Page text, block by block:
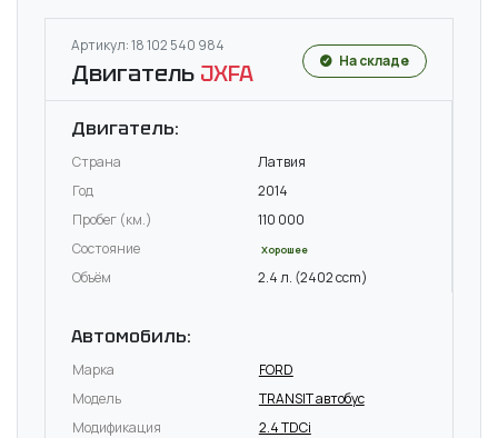
Артикул: 18 102 540 984
Двигатель JXFA На складе
Двигатель:
Страна
Латвия
Год
2014
Пробег (км.)
110 000
Состояние
Хорошее
Объём 2.4 л. (2402 ccm)
Автомобиль:
Марка
FORD
Модель
TRANSIT автобус
Модификация
2.4 TDCi